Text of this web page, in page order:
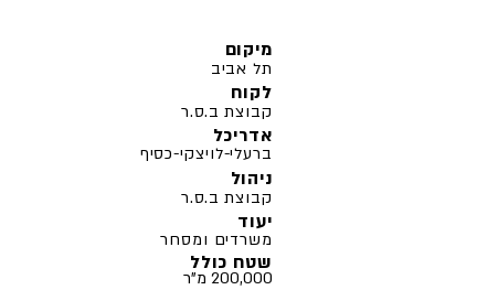
תל אביב
קבוצת ב.ס.ר
לקוח
ברעלי-לויצקי-כסיף
אדריכל
קבוצת ב.ס.ר
ניהול
יעוד
משרדים ומסחר
200,000 מ"ר
שטח כולל
מיקום